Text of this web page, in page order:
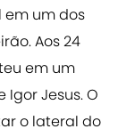
um dos
Aos 24
em um
Jesus. O
o lateral do